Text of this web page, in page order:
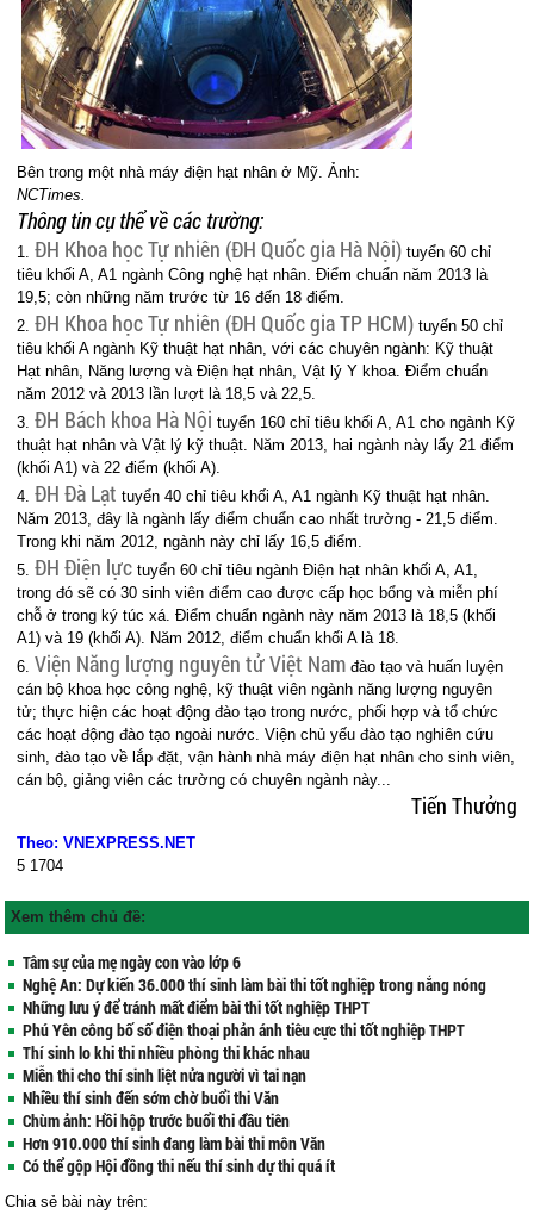
Bên trong một nhà máy điện hạt nhân ở Mỹ. Ảnh:
NCTimes.
Thông tin cụ thể về các trường:
1.ĐH Khoa học Tự nhiên (ĐH Quốc gia Hà Nội) tuyển 60 chỉ
tiêu khối A, A1 ngành Công nghệ hạt nhân. Điểm chuẩn năm 2013 là
19,5; còn những năm trước từ 16 đến 18 điểm.
2.ĐH Khoa học Tự nhiên (ĐH Quốc gia TP HCM) tuyển 50 chỉ
tiêu khối A ngành Kỹ thuật hạt nhân, với các chuyên ngành: Kỹ thuật
Hạt nhân, Năng lượng và Điện hạt nhân, Vật lý Y khoa. Điểm chuẩn
năm 2012 và 2013 lần lượt là 18,5 và 22,5.
3.ĐH Bách khoa Hà Nội tuyển 160 chỉ tiêu khối A, A1 cho ngành Kỹ
thuật hạt nhân và Vật lý kỹ thuật. Năm 2013, hai ngành này lấy 21 điểm
(khối A1) và 22 điểm (khối A).
4.ĐH Đà Lạt tuyển 40 chỉ tiêu khối A, A1 ngành Kỹ thuật hạt nhân.
Năm 2013, đây là ngành lấy điểm chuẩn cao nhất trường - 21,5 điểm.
Trong khi năm 2012, ngành này chỉ lấy 16,5 điểm.
5.ĐH Điện lực tuyển 60 chỉ tiêu ngành Điện hạt nhân khối A, A1,
trong đó sẽ có 30 sinh viên điểm cao được cấp học bổng và miễn phí
chỗ ở trong ký túc xá. Điểm chuẩn ngành này năm 2013 là 18,5 (khối
A1) và 19 (khối A). Năm 2012, điểm chuẩn khối A là 18.
6. Viện Năng lượng nguyên tử Việt Nam đào tạo và huấn luyện
cán bộ khoa học công nghệ, kỹ thuật viên ngành năng lượng nguyên
tử; thực hiện các hoạt động đào tạo trong nước, phối hợp và tổ chức
các hoạt động đào tạo ngoài nước. Viện chủ yếu đào tạo nghiên cứu
sinh, đào tạo về lắp đặt, vận hành nhà máy điện hạt nhân cho sinh viên,
cán bộ, giảng viên các trường có chuyên ngành này...
Tiến Thưởng
Theo: VNEXPRESS.NET
5 1704
Xem thêm chủ đề:
Tâm sự của mẹ ngày con vào lớp 6
Nghệ An: Dự kiến 36.000 thí sinh làm bài thi tốt nghiệp trong nắng nóng
Những lưu ý để tránh mất điểm bài thi tốt nghiệp THPT
Phú Yên công bố số điện thoại phản ánh tiêu cực thi tốt nghiệp THPT
Thí sinh lo khi thi nhiều phòng thi khác nhau
Miễn thi cho thí sinh liệt nửa người vì tai nạn
Nhiều thí sinh đến sớm chờ buổi thi Văn
Chùm ảnh: Hồi hộp trước buổi thi đầu tiên
Hơn 910.000 thí sinh đang làm bài thi môn Văn
Có thể gộp Hội đồng thi nếu thí sinh dự thi quá ít
Chia sẻ bài này trên: